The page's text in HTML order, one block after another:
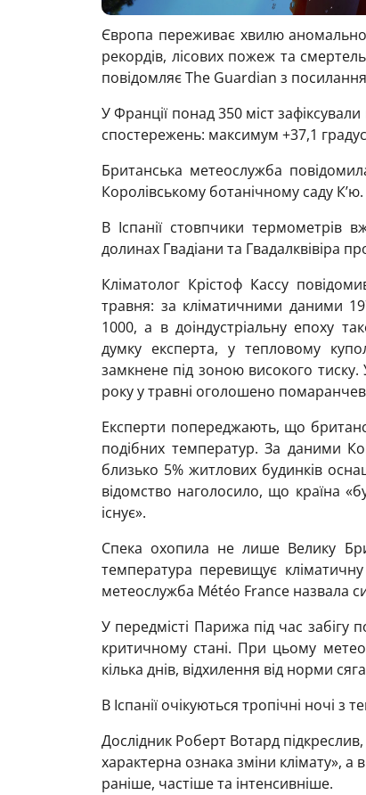
Європа переживає хвилю
рекордів, лісових пожеж та
повідомляє The Guardian з
У Франції понад 350 міст
спостережень: максимум +37,1
Британська метеослужба
Королівському ботанічному саду К’ю.
В Іспанії стовпчики термометрів
долинах Гвадіани та Гвадалквівіра
Кліматолог Крістоф Кассу
травня: за кліматичними даними
1000, а в доіндустріальну епоху
думку експерта, у тепловому
замкнене під зоною високого
року у травні оголошено
Експерти попереджають, що
подібних температур. За даними
близько 5% житлових будинків
відомство наголосило, що країна
існує».
Спека охопила не лише Велику
температура перевищує
метеослужба Météo France назвала
У передмісті Парижа під час забігу
критичному стані. При цьому
кілька днів, відхилення від норми
В Іспанії очікуються тропічні ночі
Дослідник Роберт Вотард
характерна ознака зміни клімату»,
раніше, частіше та інтенсивніше.